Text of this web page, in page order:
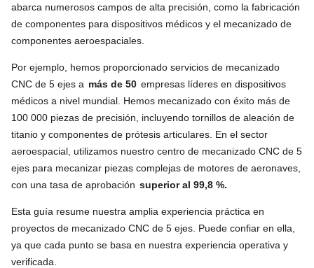
abarca numerosos campos de alta precisión, como la fabricación
de componentes para dispositivos médicos y el mecanizado de
componentes aeroespaciales.
Por ejemplo, hemos proporcionado servicios de mecanizado
CNC de 5 ejes a más de 50 empresas líderes en dispositivos
médicos a nivel mundial. Hemos mecanizado con éxito más de
100 000 piezas de precisión, incluyendo tornillos de aleación de
titanio y componentes de prótesis articulares. En el sector
aeroespacial, utilizamos nuestro centro de mecanizado CNC de 5
ejes para mecanizar piezas complejas de motores de aeronaves,
con una tasa de aprobación superior al 99,8 %.
Esta guía resume nuestra amplia experiencia práctica en
proyectos de mecanizado CNC de 5 ejes. Puede confiar en ella,
ya que cada punto se basa en nuestra experiencia operativa y
verificada.